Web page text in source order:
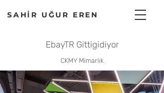
SAHİR UĞUR EREN
EbayTR Gittigidiyor
CKMY Mimarlık